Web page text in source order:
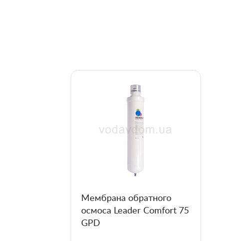
Мембрана обратного
осмоса Leader Comfort 75
GPD